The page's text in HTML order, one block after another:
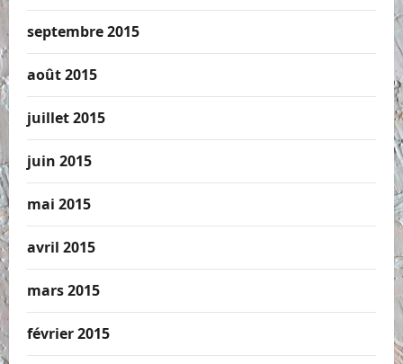
septembre 2015
août 2015
juillet 2015
juin 2015
mai 2015
avril 2015
mars 2015
février 2015